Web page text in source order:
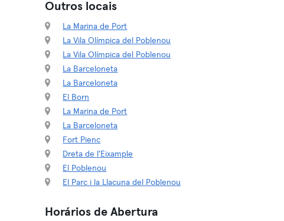
Outros locais
La Marina de Port
La Vila Olímpica del Poblenou
La Vila Olímpica del Poblenou
La Barceloneta
La Barceloneta
El Born
La Marina de Port
La Barceloneta
Fort Pienc
Dreta de l'Eixample
El Poblenou
El Parc i la Llacuna del Poblenou
Horários de Abertura